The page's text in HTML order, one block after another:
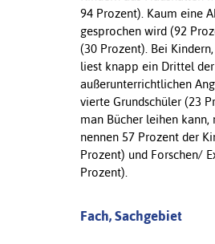
94 Prozent). Kaum eine
gesprochen wird (92
(30 Prozent). Bei
liest knapp ein Drittel
außerunterrichtlichen
vierte Grundschüler (23
man Bücher leihen kann,
nennen 57 Prozent der
Prozent) und Forschen/
Prozent).
Fach, Sachgebiet